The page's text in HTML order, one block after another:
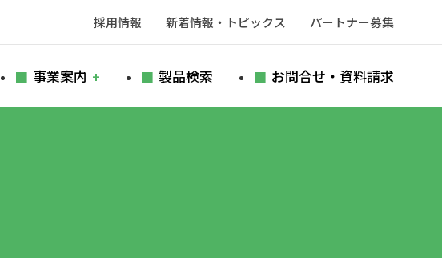
採用情報 新着情報・トピックス パートナー募集
事業案内 製品検索 お問合せ・資料請求